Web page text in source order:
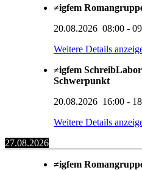
≠igfem
20.08.2026 08:00 -
Weitere Details
≠igfem
Schwerpunkt
20.08.2026 16:00 -
Weitere Details
27.08.2026
≠igfem